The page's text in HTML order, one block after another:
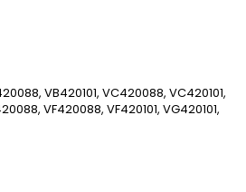
VB420101, VC420088, VC420101,
VF420088, VF420101, VG420101,